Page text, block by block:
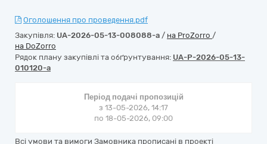
Оголошення про проведення.pdf
Закупівля: UA-2026-05-13-008088-a / на ProZorro /
на DoZorro
Рядок плану закупівлі та обґрунтування: UA-P-2026-05-13-
010120-a
Період подачі пропозицій
з 13-05-2026, 14:17
по 18-05-2026, 09:00
Всі умови та вимоги Замовника прописані в проекті